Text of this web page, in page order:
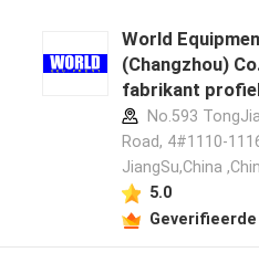
World
(Changzhou)
fabrikant
No.593
Road, 4#1110-
JiangSu,China
5.0